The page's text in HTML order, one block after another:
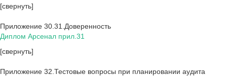
[свернуть]
Приложение 30.31.Доверенность
Диплом Арсенал прил.31
[свернуть]
Приложение 32.Тестовые вопросы при планировании аудита